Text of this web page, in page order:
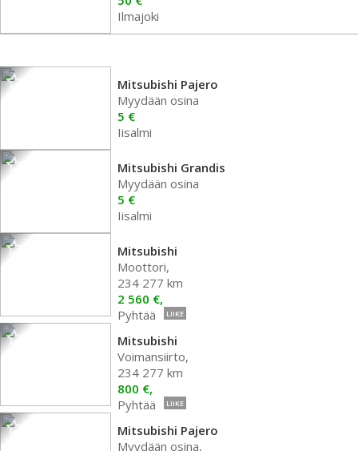
Ilmajoki
Mitsubishi Pajero
Myydään osina
5 €
Iisalmi
Mitsubishi Grandis
Myydään osina
5 €
Iisalmi
Mitsubishi
Moottori,
234 277 km
2 560 €,
Pyhtää
LIIKE
Mitsubishi
Voimansiirto,
234 277 km
800 €,
Pyhtää
LIIKE
Mitsubishi Pajero
Myydään osina,